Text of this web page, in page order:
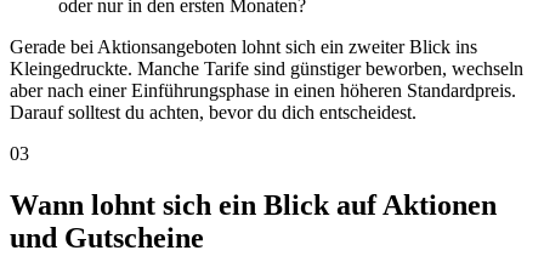
oder nur in den ersten Monaten?
Gerade bei Aktionsangeboten lohnt sich ein zweiter Blick ins
Kleingedruckte. Manche Tarife sind günstiger beworben, wechseln
aber nach einer Einführungsphase in einen höheren Standardpreis.
Darauf solltest du achten, bevor du dich entscheidest.
03
Wann lohnt sich ein Blick auf Aktionen
und Gutscheine